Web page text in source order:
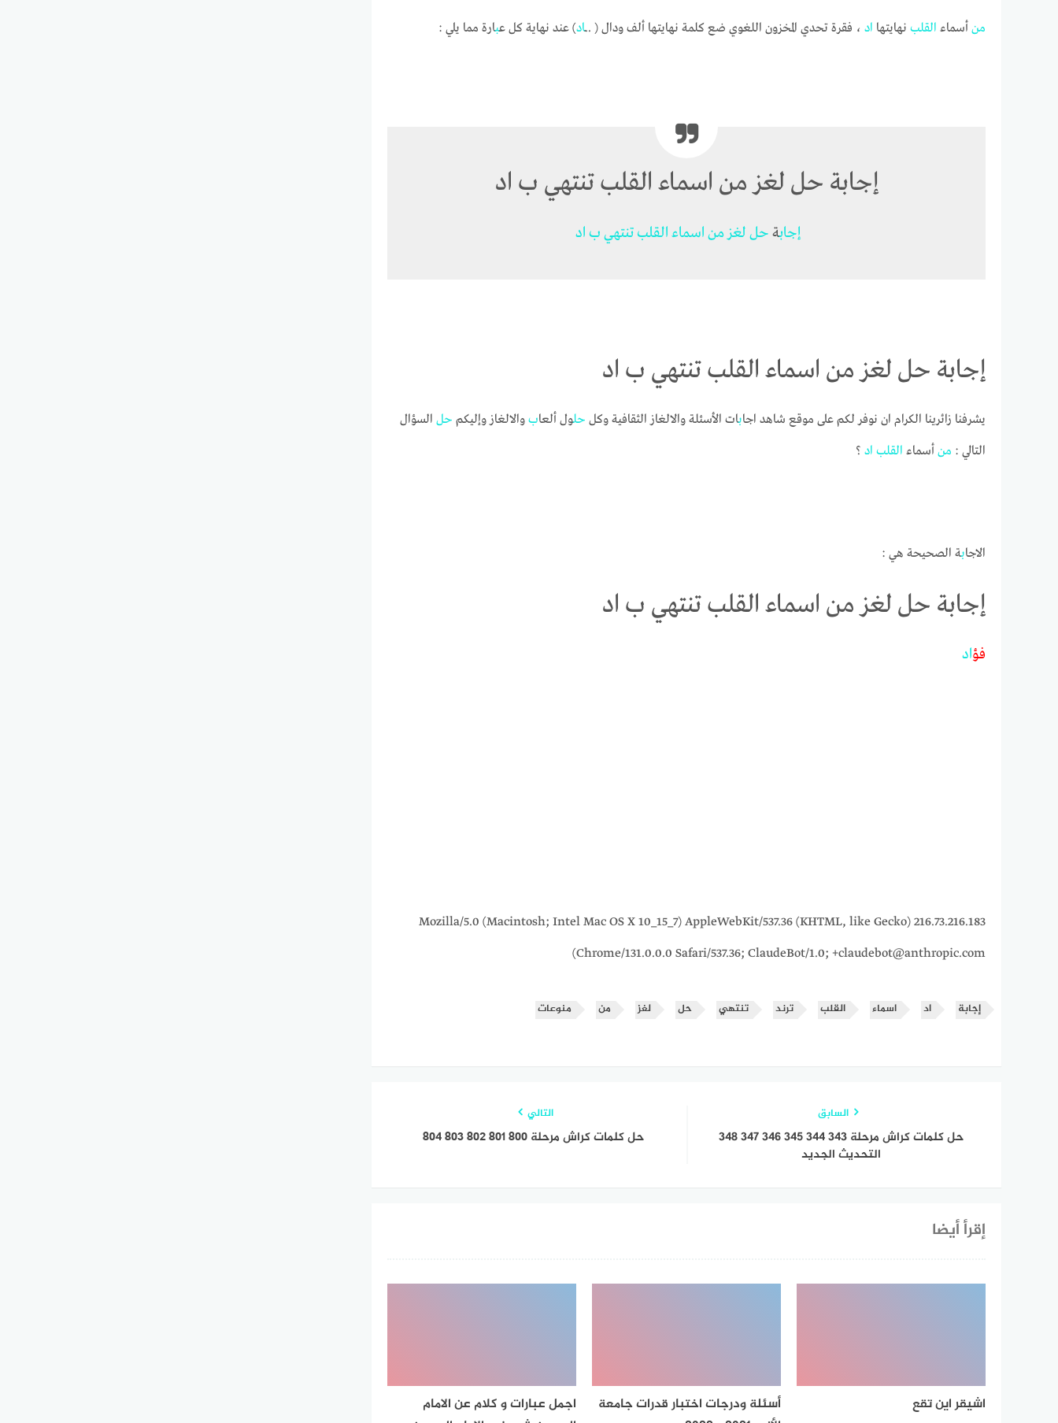
من أسماء القلب نهايتها اد ، فقرة تحدي المخزون اللغوي ضع كلمة نهايتها ألف ودال ( ..ــاد) عند نهاية كل عبارة مما يلي :
إجابة حل لغز من اسماء القلب تنتهي ب اد
إجابة حل لغز من اسماء القلبتنتهي ب اد
إجابة حل لغز من اسماء القلب تنتهي ب اد
يشرفنا زائرينا الكرام ان نوفر لكم على موقع شاهد اجابات الأسئلة والالغاز الثقافية وكل حلول ألعاب والالغاز وإليكم حل السؤال
التالي : من أسماء القلب اد ؟
الاجابة الصحيحة هي :
إجابة حل لغز من اسماء القلب تنتهي ب اد
فؤاد
216.73.216.183 Mozilla/5.0 (Macintosh; Intel Mac OS X 10_15_7) AppleWebKit/537.36 (KHTML, like Gecko)
Chrome/131.0.0.0 Safari/537.36; ClaudeBot/1.0; +claudebot@anthropic.com)
إجابة اد اسماء القلب ترند تنتهي حل لغز من منوعات
السابق
حل كلمات كراش مرحلة 343 344 345 346 347 348
التحديث الجديد
التالي
حل كلمات كراش مرحلة ٨٠٠ ٨٠١ ٨٠٢ ٨٠٣ ٨٠٤
إقرأ أيضا
اشيقر اين تقع
أسئلة ودرجات اختبار قدرات جامعة
اجمل عبارات و كلام عن الامام